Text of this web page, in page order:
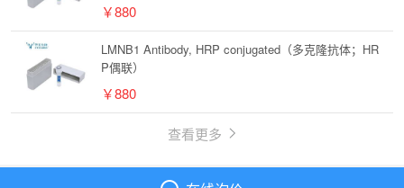
￥880
LMNB1 Antibody, HRP conjugated（多克隆抗体；HR
P偶联）
￥880
查看更多